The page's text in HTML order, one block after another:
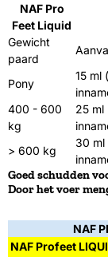
NAF Pro
Feet Liquid
Gewicht
paard
Pony
15 ml
400 - 600
kg
25 ml
> 600 kg
30 ml
Goed schudden
Door het voer
NAF
NAF Profeet